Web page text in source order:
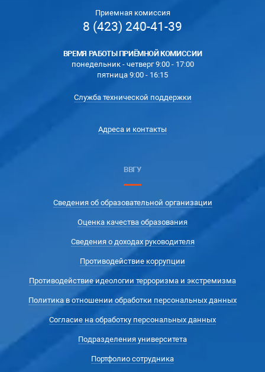
Приемная комиссия
8 (423) 240-41-39
ВРЕМЯ РАБОТЫ ПРИЁМНОЙ КОМИССИИ
понедельник - четверг 9:00 - 17:00
пятница 9:00 - 16:15
Служба технической поддержки
Адреса и контакты
ВВГУ
Сведения об образовательной организации
Оценка качества образования
Сведения о доходах руководителя
Противодействие коррупции
Противодействие идеологии терроризма и экстремизма
Политика в отношении обработки персональных данных
Согласие на обработку персональных данных
Подразделения университета
Портфолио сотрудника